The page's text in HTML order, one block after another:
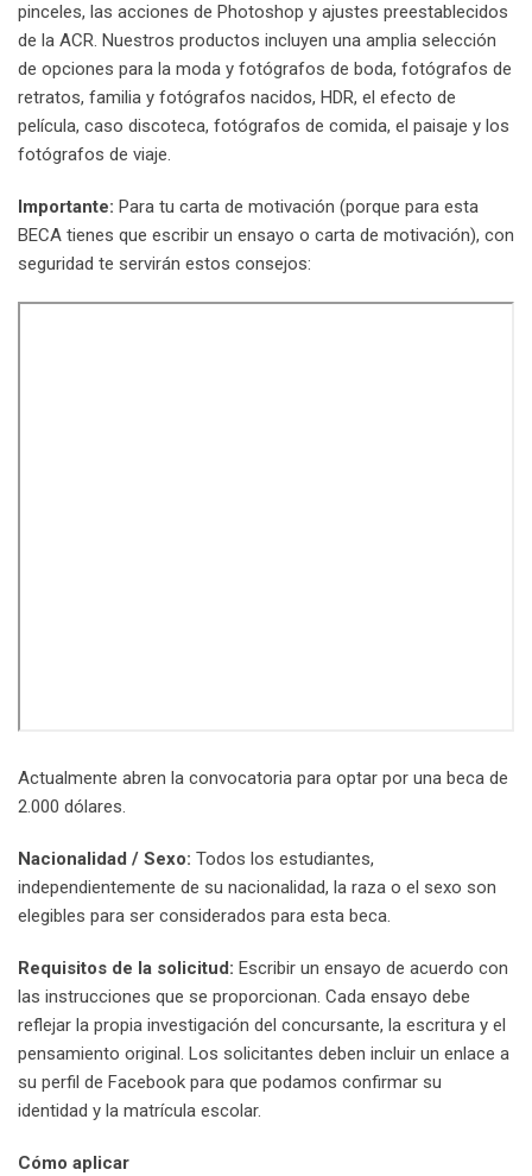
pinceles, las acciones de Photoshop y ajustes preestablecidos
de la ACR. Nuestros productos incluyen una amplia selección
de opciones para la moda y fotógrafos de boda, fotógrafos de
retratos, familia y fotógrafos nacidos, HDR, el efecto de
película, caso discoteca, fotógrafos de comida, el paisaje y los
fotógrafos de viaje.
Importante: Para tu carta de motivación (porque para esta
BECA tienes que escribir un ensayo o carta de motivación), con
seguridad te servirán estos consejos:
Actualmente abren la convocatoria para optar por una beca de
2.000 dólares.
Nacionalidad / Sexo: Todos los estudiantes,
independientemente de su nacionalidad, la raza o el sexo son
elegibles para ser considerados para esta beca.
Requisitos de la solicitud: Escribir un ensayo de acuerdo con
las instrucciones que se proporcionan. Cada ensayo debe
reflejar la propia investigación del concursante, la escritura y el
pensamiento original. Los solicitantes deben incluir un enlace a
su perfil de Facebook para que podamos confirmar su
identidad y la matrícula escolar.
Cómo aplicar